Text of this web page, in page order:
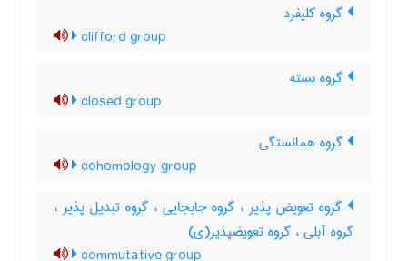
گروه کلیفرد
clifford group
گروه بسته
closed group
گروه همانستگی
cohomology group
گروه تعویض پذیر ، گروه جابجایی ، گروه تبدیل پذیر ،
گروه آبلی ، گروه تعویضپذیر(ی)
commutative group